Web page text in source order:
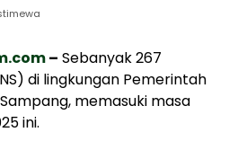
– Sebanyak 267
di lingkungan Pemerintah
memasuki masa
ini.